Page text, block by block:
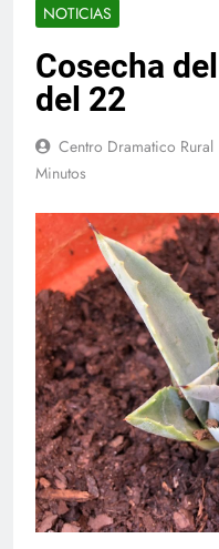
NOTICIAS
Cosecha
del 22
Centro Dramatico Rural
Minutos